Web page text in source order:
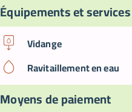
Équipements et services
Vidange
Ravitaillement en eau
Moyens de paiement